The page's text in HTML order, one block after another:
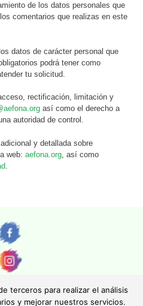
de los datos personales que
comentarios que realizas en este
datos de carácter personal que
podrá tener como
tu solicitud.
rectificación, limitación y
así como el derecho a
autoridad de control.
y detallada sobre
web: aefona.org , así como
terceros para realizar el análisis
y mejorar nuestros servicios.